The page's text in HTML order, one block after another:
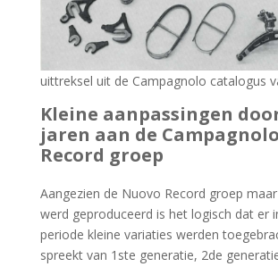
uittreksel uit de Campagnolo catalogus
Kleine aanpassingen
jaren aan de
Record groep
Aangezien de Nuovo Record groep
werd geproduceerd is het logisch dat er
periode kleine variaties werden
spreekt van 1ste generatie, 2de